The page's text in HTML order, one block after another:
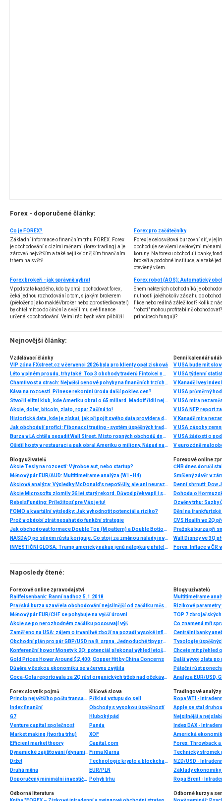
Forex - doporučené články:
Co je FOREX?
Základní informace o finančním trhu FOREX. Forex
je obchodování s cizími měnami (forex trading) a je
zároveň největším a také nejlikvidnějším finančním
trhem na světě.
Forex pro začátečníky
Forex je celosvětová burzovní síť, v
obchoduje se všemi světovými
koruny. Na forexu obchodují banky,
brokeři a podobné instituce, ale také
otevřený všem.
Forex brokeři - jak správně vybrat
V podstatě každého, kdo by chtěl obchodovat forex,
čeká jednou rozhodování o tom, s jakým brokerem
(přeloženo jako makléř/broker nebo zprostředkovatel)
by chtěl mít co do činění a svěřil mu své finance
určené k obchodování. Velmi rád bych vám přiblížil
několik příkladů nejznámějších z nich.
Snem některých obchodníků je
nutnosti jakéhokoliv zásahu do
fikce nebo reálná záležitost? Kolik z
"roboti" mohou profitabilně
principech fungují?
Nejnovější články:
Vzdělávací články
VIP zóna FXstreet.cz v červenci 2026 byla pro klienty opět zisková
Léto v plném proudu, trhy také: Top 3 obchody traderů Fintokei na indexech a zlatě
Chamtivost a strach: Největší cenové pohyby na finančních trzích (červenec 2026)
Káva na rozcestí. Přinese rekordní úroda další pokles cen?
Stvořil elitní klub, kde Ameriku obral o 65 miliard. Madoff řídil největší Ponzi dějin
Akcie, dolar, bitcoin, zlato, ropa: Začíná to!
Historická data, kde je získat, jak připojit svého data providera do MultiCharts a proč je budeme potřebovat? (4. díl)
Jak obchodují profíci: Fibonacci trading - systém úspěšných traderů
Burza v LA chtěla sesadit Wall Street. Místo ropných obchodů dnes místem duní basy
Ošidil hosty v restauraci a pak obral Ameriku o miliony. Nápad na obří podvod dostal Ponzi náhodou
Denní kalendář
V USA bude mít
V USA týdenní
V Kanadě Ivey index
V USA průměrný
V USA míra
V USA NFP report
V Kanadě míra
V USA zásoby
V USA žádosti o
V eurozóně
Blogy uživatelů
Akcie Tesly na rozcestí: Výrobce aut, nebo startup?
Měnový pár EUR/AUD: Multitimeframe analýza (W1–H4)
Akciová analýza: Výsledky McDonald’s nepotěšily, ale ani neurazily. Jakou vizi společnost prezentovala?
Akcie Microsoftu zlomily 26 let starý rekord. Důvod překvapil i samotné investory
RebelsFunding: Príležitosť pre Vás je tu!
FOMO a kvartální výsledky: Jak vyhodnotit potenciál a riziko?
Proč v období ztrát nesahat do funkční strategie
Jak obchodovat formace Double Top (M pattern) a Double Bottom (W pattern)
NASDAQ po silném růstu koriguje. Co stojí za změnou nálady investorů?
INVESTIČNÍ GLOSA: Trump americký nákup jenů nálepkuje přátelstvím. Pravda je jinde
Forexové online
ČNB dnes doručí
Smíšený závěr v
Dohoda o
Pražská burza při
Naposledy čtené:
Forexové online zpravodajství
Raiffeisenbank: Ranní nadhoz 5.1.2018
Pražská burza uzavřela obchodování nejsilnější od začátku měsíce
Měnový pár EUR/CHF se pohybuje na vyšší úrovni
Akcie se po nerozhodném začátku posouvají výš
Zaměřeno na USA: zájem o trvanlivé zboží na pozadí vysoké inflace a posilování USD
Obchodní plán pro pár GBP/USD na 8. srpna. Jednoduché tipy pro začátečníky.
Konferenční hovor Monety k 2Q: potenciál překonat výhled letošního čistého zisku až o 400 mil. Kč
Gold Prices Hover Around $2,400; Copper Hit by China Concerns
Důvěra v českou ekonomiku se v červnu zvýšila
Coca-Cola reportovala za 2Q růst organických tržeb nad očekáváním a zvýšila celoroční výhled
Blogy uživatelů
Multitimeframe
Rizikové parametry
TOP 7
Co znamená mít
Centrální banky
Typologie
Chcete mít přehled
Další vývoj zlata
Páteční růst
Forex slovník pojmů
Princip největšího počtu transakcí
Index finanční
G7
Venture capital společnost
Market making (tvorba trhu)
Efficient market theory
Dynamické zajišťování (dynamic hedging)
Držet
Druhá měna
Doporučený minimální investiční horizont
Klíčová slova
Příklad vstupu do sell
Obchody s vysokou úspěšností
Hluboký pád
Panda
XOF
Capital.com
Firma Klarna
Technologie krypto a blockchain
EUR/PLN
Pohyb trhu
Tradingové analýzy
Ropa WTI -
Nejsilnější a
Index DAX -
Forex: Throwback a
Technický stromek
NZD/USD -
Základy
Ropa Brent -
Odborná literatura
Odborné kurzy a